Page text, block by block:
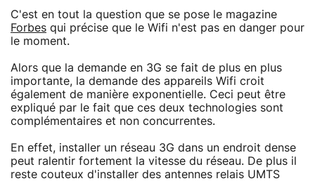
C'est en tout la question que se pose le magazine
Forbes qui précise que le Wifi n'est pas en danger pour
le moment.
Alors que la demande en 3G se fait de plus en plus
importante, la demande des appareils Wifi croit
également de manière exponentielle. Ceci peut être
expliqué par le fait que ces deux technologies sont
complémentaires et non concurrentes.
En effet, installer un réseau 3G dans un endroit dense
peut ralentir fortement la vitesse du réseau. De plus il
reste couteux d'installer des antennes relais UMTS